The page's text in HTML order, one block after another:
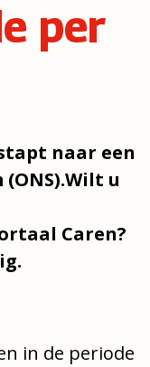
per
naar een
u
Caren?
in de periode